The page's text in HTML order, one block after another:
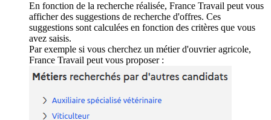
En fonction de la recherche réalisée, France Travail peut vous
afficher des suggestions de recherche d'offres. Ces
suggestions sont calculées en fonction des critères que vous
avez saisis.
Par exemple si vous cherchez un métier d'ouvrier agricole,
France Travail peut vous proposer :